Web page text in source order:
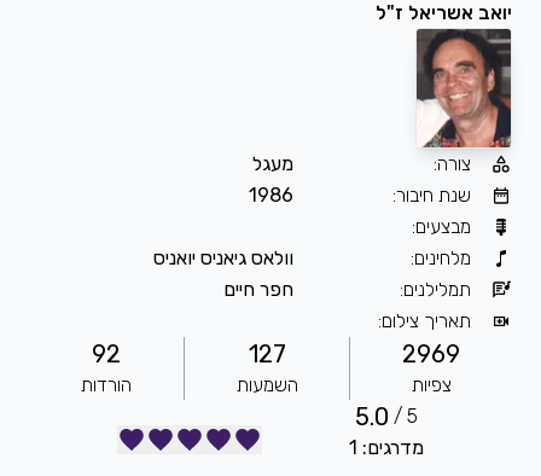
יואב אשריאל ז"ל
צורה:
מעגל
שנת חיבור:
1986
מבצעים:
מלחינים:
וולאס גיאניס יואניס
תמלילנים:
חפר חיים
תאריך צילום:
2969
צפיות
127
השמעות
92
הורדות
5 /
5.0
מדרגים: 1